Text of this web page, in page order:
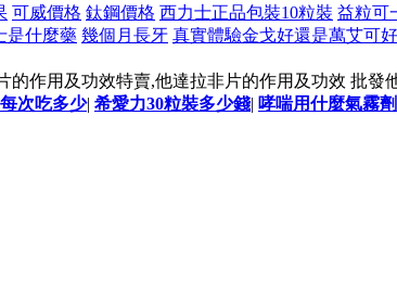
可威價格 鈦鋼價格 西力士正品包裝10粒裝 益粒可
是什麼藥 幾個月長牙 真實體驗金戈好還是萬艾可
的作用及功效特賣,他達拉非片的作用及功效 批
次吃多少| 希愛力30粒裝多少錢| 哮喘用什麼氣霧